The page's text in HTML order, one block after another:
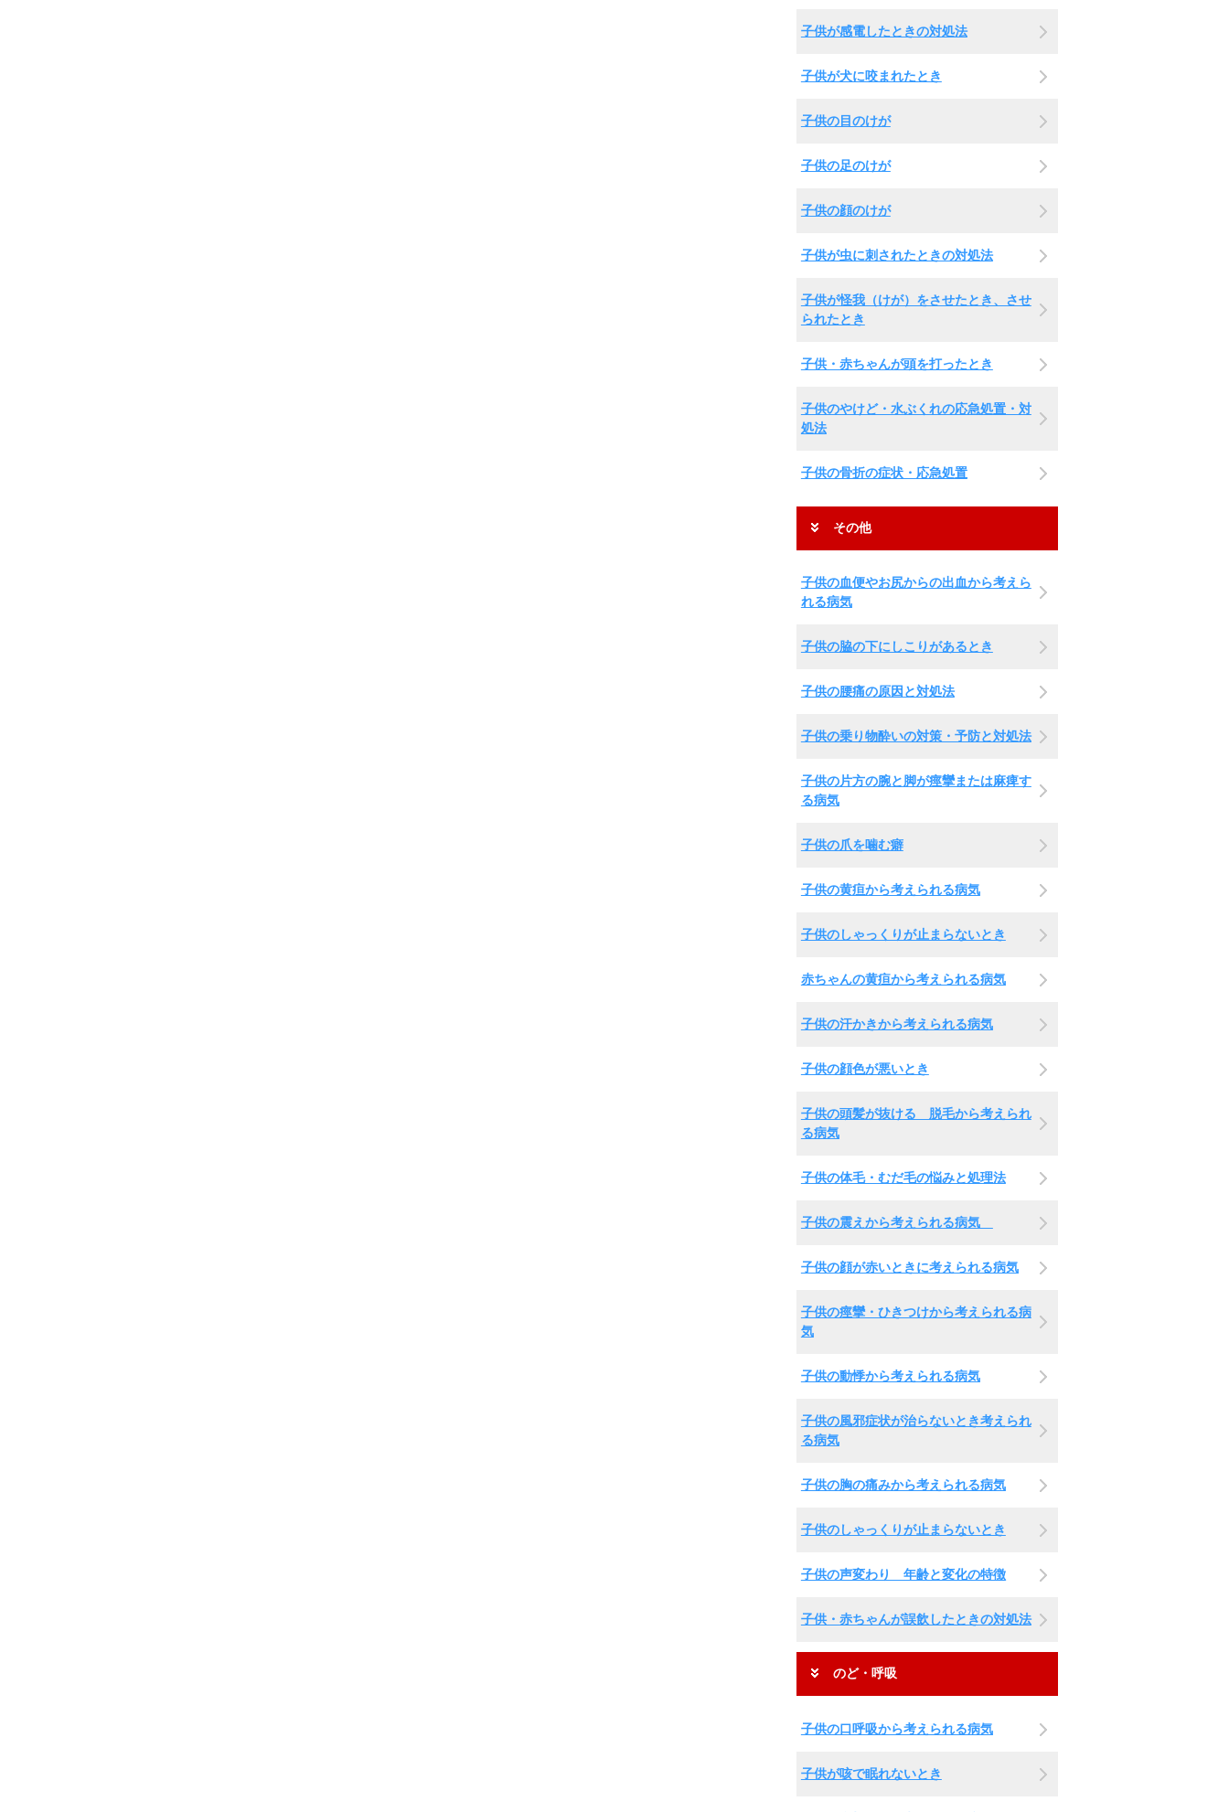
子供が感電したときの対処法
子供が犬に咬まれたとき
子供の目のけが
子供の足のけが
子供の顔のけが
子供が虫に刺されたときの対処法
子供が怪我（けが）をさせたとき、させ
られたとき
子供・赤ちゃんが頭を打ったとき
子供のやけど・水ぶくれの応急処置・対
処法
子供の骨折の症状・応急処置
その他
子供の血便やお尻からの出血から考えら
れる病気
子供の脇の下にしこりがあるとき
子供の腰痛の原因と対処法
子供の乗り物酔いの対策・予防と対処法
子供の片方の腕と脚が痙攣または麻痺す
る病気
子供の爪を噛む癖
子供の黄疸から考えられる病気
子供のしゃっくりが止まらないとき
赤ちゃんの黄疸から考えられる病気
子供の汗かきから考えられる病気
子供の顔色が悪いとき
子供の頭髪が抜ける 脱毛から考えられ
る病気
子供の体毛・むだ毛の悩みと処理法
子供の震えから考えられる病気
子供の顔が赤いときに考えられる病気
子供の痙攣・ひきつけから考えられる病
気
子供の動悸から考えられる病気
子供の風邪症状が治らないとき考えられ
る病気
子供の胸の痛みから考えられる病気
子供のしゃっくりが止まらないとき
子供の声変わり 年齢と変化の特徴
子供・赤ちゃんが誤飲したときの対処法
のど・呼吸
子供の口呼吸から考えられる病気
子供が咳で眠れないとき